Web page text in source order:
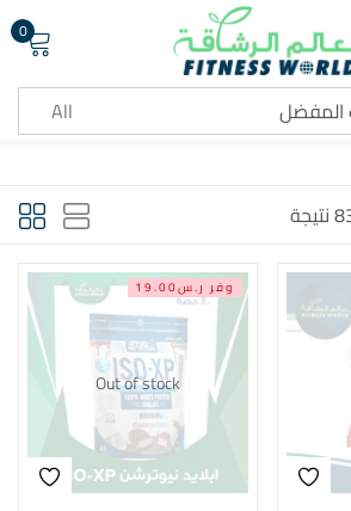
0
Out of stock
وفر ر.س19.00
تسجيل دخول
هل نسيت كلمة المرور ؟
تسجيل دخول